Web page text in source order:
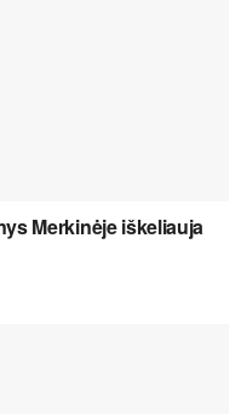
Merkinėje iškeliauja